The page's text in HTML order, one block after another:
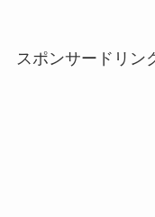
スポンサードリン